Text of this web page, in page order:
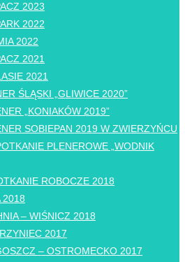
2023
2022
2022
2021
2021
ŚLĄSKI „GLIWICE 2020”
„KONIAKÓW 2019”
SOBIEPAN 2019 W ZWIERZYŃCU
PLENEROWE „WODNIK
ROBOCZE 2018
2018
– WIŚNICZ 2018
2017
– OSTROMECKO 2017